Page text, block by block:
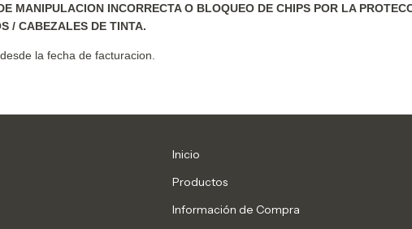
MANIPULACION INCORRECTA O BLOQUEO DE CHIPS POR LA
/ CABEZALES DE TINTA.
la fecha de facturacion.
Inicio
Productos
Información de Compra